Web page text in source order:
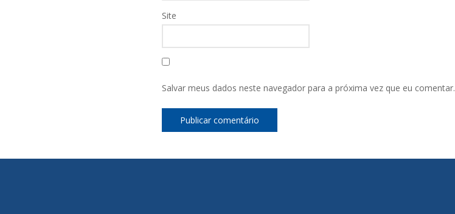
Site
Salvar meus dados neste navegador para a próxima vez que eu comentar.